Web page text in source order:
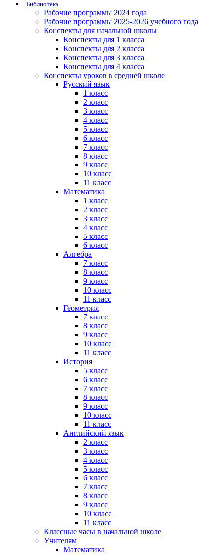
Библиотека
Рабочие программы 2024 года
Рабочие программы 2025-2026 учебного года
Конспекты для начальной школы
Конспекты для 1 класса
Конспекты для 2 класса
Конспекты для 3 класса
Конспекты для 4 класса
Конспекты уроков в средней школе
Русский язык
1 класс
2 класс
3 класс
4 класс
5 класс
6 класс
7 класс
8 класс
9 класс
10 класс
11 класс
Математика
1 класс
2 класс
3 класс
4 класс
5 класс
6 класс
Алгебра
7 класс
8 класс
9 класс
10 класс
11 класс
Геометрия
7 класс
8 класс
9 класс
10 класс
11 класс
История
5 класс
6 класс
7 класс
8 класс
9 класс
10 класс
11 класс
Английский язык
2 класс
3 класс
4 класс
5 класс
6 класс
7 класс
8 класс
9 класс
10 класс
11 класс
Классные часы в начальной школе
Учителям
Математика